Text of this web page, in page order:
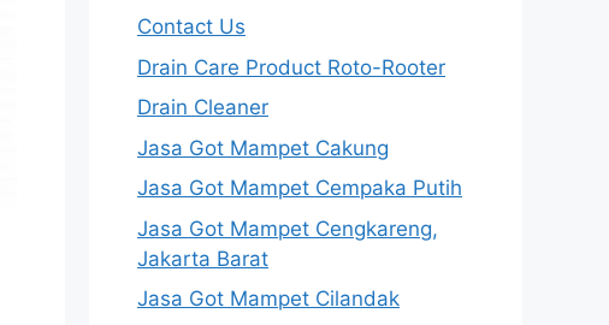
Contact Us
Drain Care Product Roto-Rooter
Drain Cleaner
Jasa Got Mampet Cakung
Jasa Got Mampet Cempaka Putih
Jasa Got Mampet Cengkareng,
Jakarta Barat
Jasa Got Mampet Cilandak